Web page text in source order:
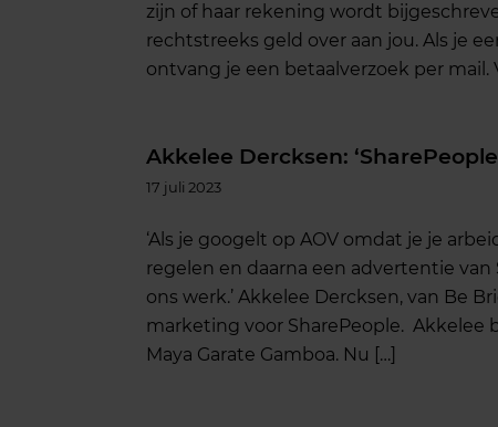
zijn of haar rekening wordt
rechtstreeks geld over aan jou. Als je
ontvang je een betaalverzoek per mail.
Akkelee Dercksen:
17 juli 2023
‘Als je googelt op AOV omdat je je
regelen en daarna een advertentie
ons werk.’ Akkelee Dercksen, van Be
marketing voor SharePeople. Akkelee
Maya Garate Gamboa. Nu […]